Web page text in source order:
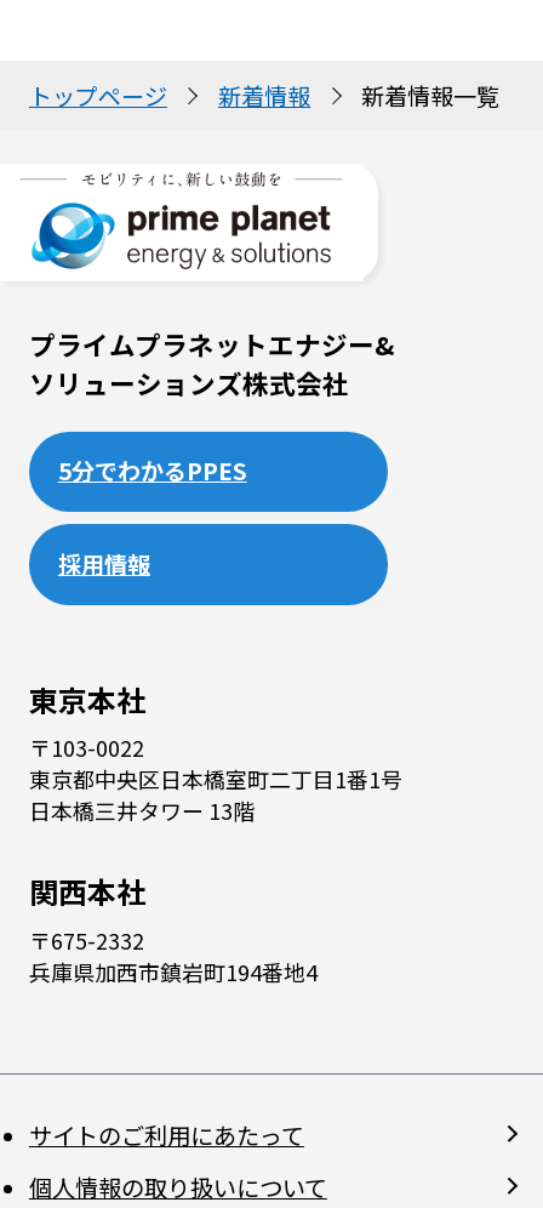
トップページ 新着情報 新着情報一覧
東京本社
〒103-0022
東京都中央区日本橋室町二丁目1番1号
日本橋三井タワー 13階
関西本社
〒675-2332
兵庫県加西市鎮岩町194番地4
プライムプラネットエナジー&
ソリューションズ株式会社
5分でわかるPPES
採用情報
サイトのご利用にあたって
個人情報の取り扱いについて